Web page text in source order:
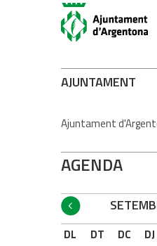
AJUNTAMENT
Ajuntament
AGENDA
DL DT DC DJ